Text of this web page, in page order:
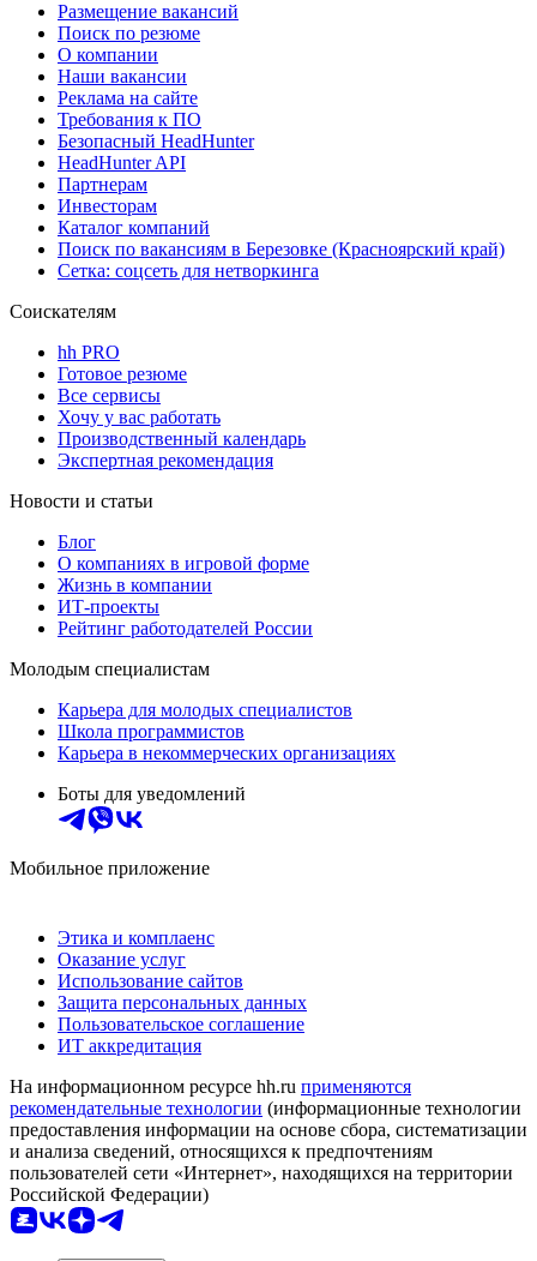
Размещение вакансий
Поиск по резюме
О компании
Наши вакансии
Реклама на сайте
Требования к ПО
Безопасный HeadHunter
HeadHunter API
Партнерам
Инвесторам
Каталог компаний
Поиск по вакансиям в Березовке (Красноярский край)
Сетка: соцсеть для нетворкинга
Соискателям
hh PRO
Готовое резюме
Все сервисы
Хочу у вас работать
Производственный календарь
Экспертная рекомендация
Новости и статьи
Блог
О компаниях в игровой форме
Жизнь в компании
ИТ-проекты
Рейтинг работодателей России
Молодым специалистам
Карьера для молодых специалистов
Школа программистов
Карьера в некоммерческих организациях
Боты для уведомлений
Мобильное приложение
Этика и комплаенс
Оказание услуг
Использование сайтов
Защита персональных данных
Пользовательское соглашение
ИТ аккредитация
На информационном ресурсе hh.ru применяются
рекомендательные технологии (информационные технологии
предоставления информации на основе сбора, систематизации
и анализа сведений, относящихся к предпочтениям
пользователей сети «Интернет», находящихся на территории
Российской Федерации)